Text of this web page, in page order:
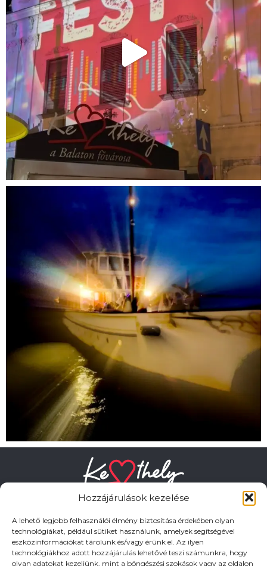
Hozzájárulások kezelése
A lehető legjobb felhasználói élmény biztosítása érdekében olyan
technológiákat, például sütiket használunk, amelyek segítségével
eszközinformációkat tárolunk és/vagy érünk el. Az ilyen
technológiákhoz adott hozzájárulás lehetővé teszi számunkra, hogy
olyan adatokat kezeljünk, mint a böngészési szokások vagy az oldalon
HASZNOS LINKEK